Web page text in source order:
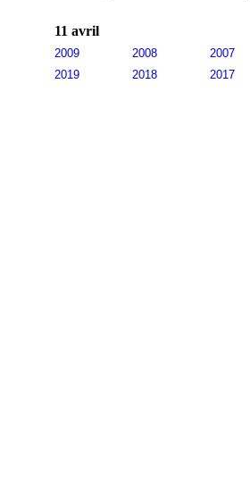
11 avril
2009 2008 2007
2019
2018 2017